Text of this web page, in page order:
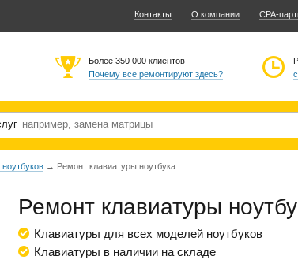
Контакты О компании CPA-
Более 350 000 клиентов
Почему все ремонтируют здесь?
→ Ремонт клавиатуры ноутбука
Ремонт клавиатуры
Клавиатуры для всех моделей ноутбуков
Клавиатуры в наличии на складе